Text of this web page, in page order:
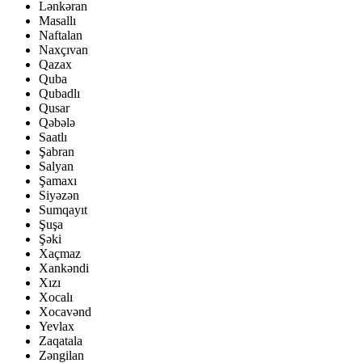
Lənkəran
Masallı
Naftalan
Naxçıvan
Qazax
Quba
Qubadlı
Qusar
Qəbələ
Saatlı
Şabran
Salyan
Şamaxı
Siyəzən
Sumqayıt
Şuşa
Şəki
Xaçmaz
Xankəndi
Xızı
Xocalı
Xocavənd
Yevlax
Zaqatala
Zəngilan